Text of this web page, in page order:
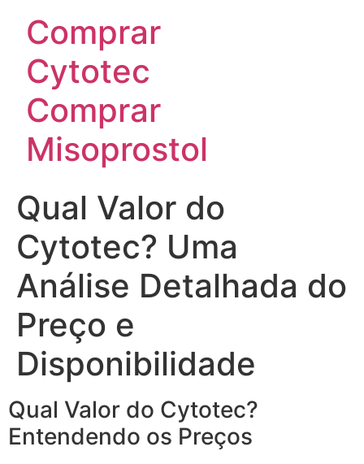
Comprar
Cytotec
Comprar
Misoprostol
Qual Valor do
Cytotec? Uma
Análise Detalhada do
Preço e
Disponibilidade
Qual Valor do Cytotec?
Entendendo os Preços